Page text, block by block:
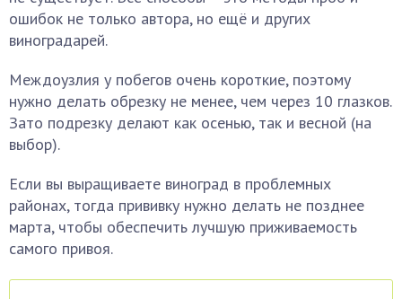
ошибок не только автора, но ещё и других
виноградарей.
Междоузлия у побегов очень короткие, поэтому
нужно делать обрезку не менее, чем через 10 глазков.
Зато подрезку делают как осенью, так и весной (на
выбор).
Если вы выращиваете виноград в проблемных
районах, тогда прививку нужно делать не позднее
марта, чтобы обеспечить лучшую приживаемость
самого привоя.